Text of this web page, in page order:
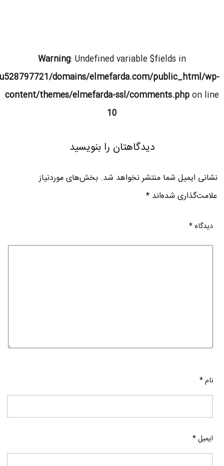
Warning: Undefined variable $fields in
domains/elmefarda.com/public_html/wp-
content/themes/elmefarda-ssl/comments.phpon line
10
دیدگاهتان را بنویسید
نشانی ایمیل شما منتشر نخواهد شد. بخش‌های موردنیاز
علامت‌گذاری شده‌اند*
دیدگاه*
نام*
ایمیل*